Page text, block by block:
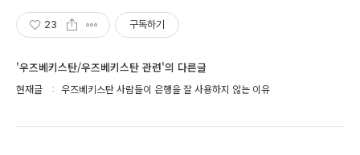
23 구독하기
'우즈베키스탄/우즈베키스탄 관련'의 다른글
현재글 우즈베키스탄 사람들이 은행을 잘 사용하지 않는 이유